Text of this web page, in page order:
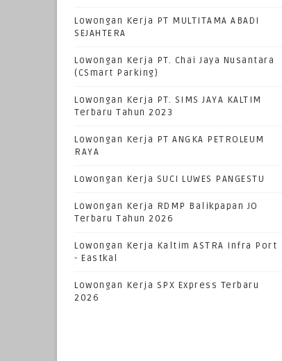
Lowongan Kerja PT MULTITAMA ABADI
SEJAHTERA
Lowongan Kerja PT. Chai Jaya Nusantara
(CSmart Parking)
Lowongan Kerja PT. SIMS JAYA KALTIM
Terbaru Tahun 2023
Lowongan Kerja PT ANGKA PETROLEUM
RAYA
Lowongan Kerja SUCI LUWES PANGESTU
Lowongan Kerja RDMP Balikpapan JO
Terbaru Tahun 2026
Lowongan Kerja Kaltim ASTRA Infra Port
- Eastkal
Lowongan Kerja SPX Express Terbaru
2026